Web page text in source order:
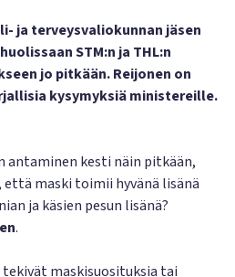
ja terveysvaliokunnan jäsen
STM:n ja THL:n
jo pitkään. Reijonen on
kysymyksiä ministereille.
antaminen kesti näin pitkään,
maski toimii hyvänä lisänä
ja käsien pesun lisänä?
.
maskisuosituksia tai